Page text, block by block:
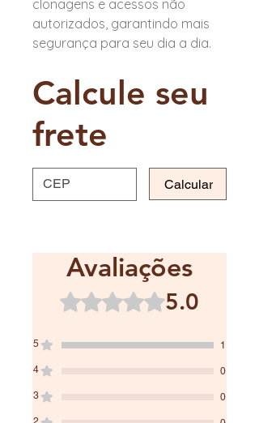
clonagens e acessos não
autorizados, garantindo mais
segurança para seu dia a dia.
Calcule seu
frete
Calcular
Avaliações
Rated 5 out of 5 stars.5.0
5 1
4 0
3 0